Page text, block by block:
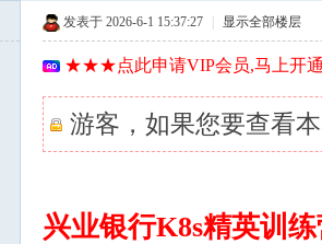
发表于 2026-6-1 15:37:27 显示全部楼层
★★★点此申请VIP会员,马上开
游客，如果您要查看
兴业银行K8s精英训